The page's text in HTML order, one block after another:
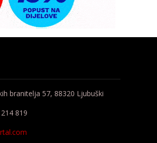
branitelja 57, 88320 Ljubuški
819